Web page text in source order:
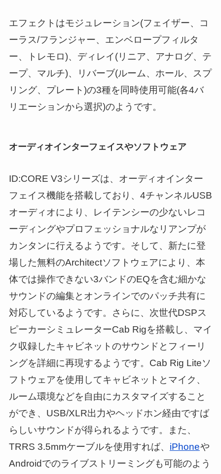
エフェクトはモジュレーション(フェイザー、コ
ーラス/フランジャー、エンベロープフィルタ
ー、トレモロ)、ディレイ(リニア、アナログ、テ
ープ、マルチ)、リバーブ(ルーム、ホール、スプ
リング、プレート)の3種を同時使用可能(各4バ
リエーションから選択)のようです。
オーディオインターフェイスやソフトウェア
ID:CORE V3シリーズは、オーディオインター
フェイス機能を搭載しており、4チャンネルUSB
オーディオにより、レイテンシーの少ないレコ
ーディングやプロフェッショナルなリアンプが
カンタンに行えるようです。そして、新たに登
場した無料のArchitectソフトウェアにより、本
体では操作できない3バンドのEQを含む細かな
サウンドの編集とオンラインでのパッチ共有に
対応しているようです。さらに、次世代DSPス
ピーカーシミュレーターCab Rigを搭載し、マイ
ク収録したキャビネットのサウンドとフィーリ
ングを詳細に再現するようです。Cab Rig Liteソ
フトウェアを使用してキャビネットとマイク、
ルーム環境などを自由にカスタマイズすること
ができ、USB/XLR出力やヘッドホン経由ですば
らしいサウンドが得られるようです。また、
TRRS 3.5mmケーブルを使用すれば、 iPhoneや
Androidでのライブストリーミングも可能のよう